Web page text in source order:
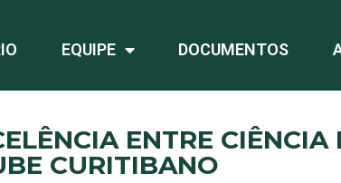
EQUIPE DOCUMENTOS
ENTRE CIÊNCIA
CURITIBANO